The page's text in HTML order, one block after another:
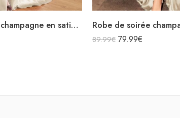
Robe de soirée champagne en satin décolleté carré longue fendue sirène
89.99€ 79.99€